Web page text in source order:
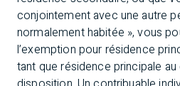
conjointement avec une autre
normalement habitée », vous
l’exemption pour résidence
tant que résidence principale au